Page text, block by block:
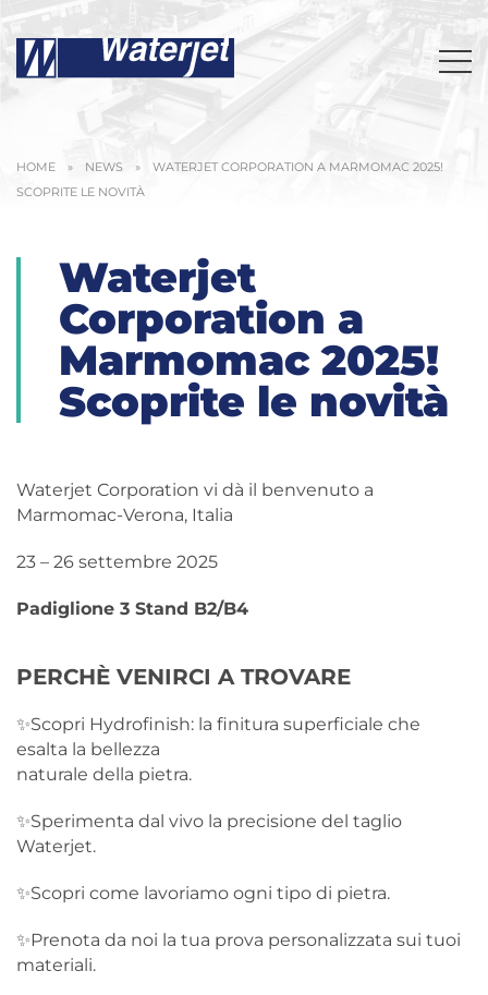
HOME » NEWS »
WATERJET CORPORATION A MARMOMAC 2025!
SCOPRITE LE NOVITÀ
Waterjet
Corporation a
Marmomac 2025!
Scoprite le novità
Waterjet Corporation vi dà il benvenuto a
Marmomac-Verona, Italia
23 – 26 settembre 2025
Padiglione 3 Stand B2/B4
PERCHÈ VENIRCI A TROVARE
✨Scopri Hydrofinish: la finitura superficiale che
esalta la bellezza
naturale della pietra.
✨Sperimenta dal vivo la precisione del taglio
Waterjet.
✨Scopri come lavoriamo ogni tipo di pietra.
✨Prenota da noi la tua prova personalizzata sui tuoi
materiali.